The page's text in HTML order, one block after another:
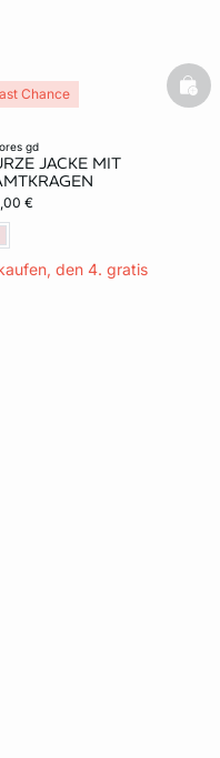
gd
JACKE MIT
€
den 4. gratis
Chance